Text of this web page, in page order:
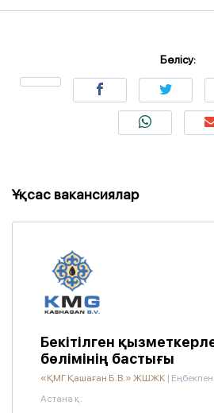
Бөлісу:
Ұқсас вакансиялар
Бекітілген
бөлімінің бастығы
«ҚМГ Қашаған Б.В.» ЖШЖК |
Астана қ.